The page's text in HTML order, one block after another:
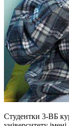
Студентки 3-ВБ